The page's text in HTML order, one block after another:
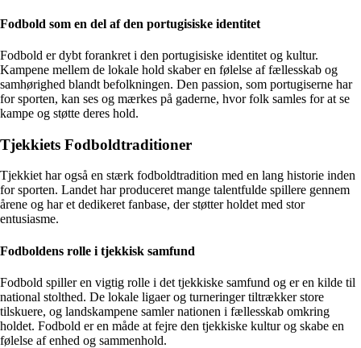
Fodbold som en del af den portugisiske identitet
Fodbold er dybt forankret i den portugisiske identitet og kultur.
Kampene mellem de lokale hold skaber en følelse af fællesskab og
samhørighed blandt befolkningen. Den passion, som portugiserne har
for sporten, kan ses og mærkes på gaderne, hvor folk samles for at se
kampe og støtte deres hold.
Tjekkiets Fodboldtraditioner
Tjekkiet har også en stærk fodboldtradition med en lang historie inden
for sporten. Landet har produceret mange talentfulde spillere gennem
årene og har et dedikeret fanbase, der støtter holdet med stor
entusiasme.
Fodboldens rolle i tjekkisk samfund
Fodbold spiller en vigtig rolle i det tjekkiske samfund og er en kilde til
national stolthed. De lokale ligaer og turneringer tiltrækker store
tilskuere, og landskampene samler nationen i fællesskab omkring
holdet. Fodbold er en måde at fejre den tjekkiske kultur og skabe en
følelse af enhed og sammenhold.